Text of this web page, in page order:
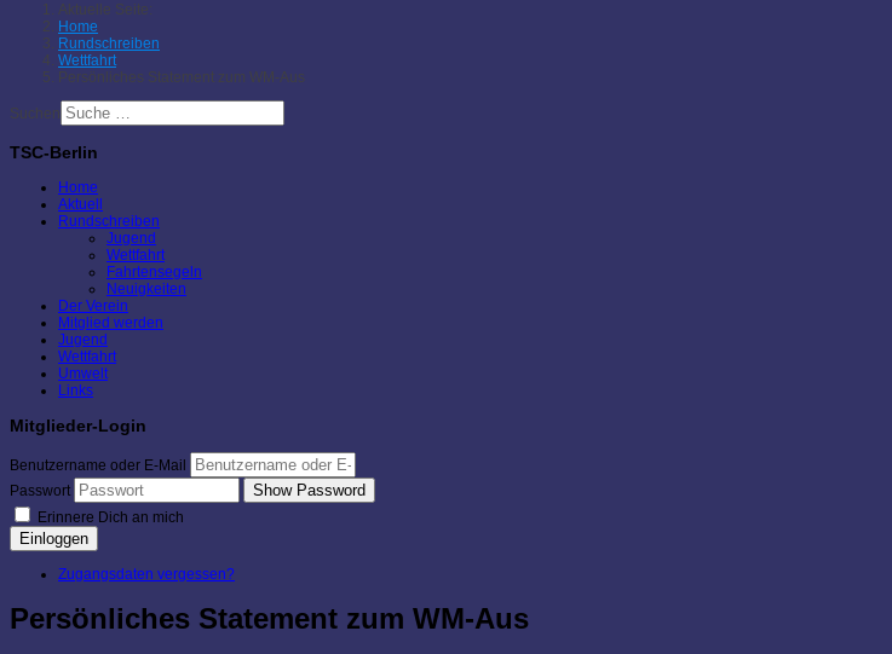
Aktuelle Seite:
Home
Rundschreiben
Wettfahrt
Persönliches Statement zum WM-Aus
Suchen
TSC-Berlin
Home
Aktuell
Rundschreiben
Jugend
Wettfahrt
Fahrtensegeln
Neuigkeiten
Der Verein
Mitglied werden
Jugend
Wettfahrt
Umwelt
Links
Mitglieder-Login
Benutzername oder E-Mail
Passwort
Show Password
Erinnere Dich an mich
Einloggen
Zugangsdaten vergessen?
Persönliches Statement zum WM-Aus